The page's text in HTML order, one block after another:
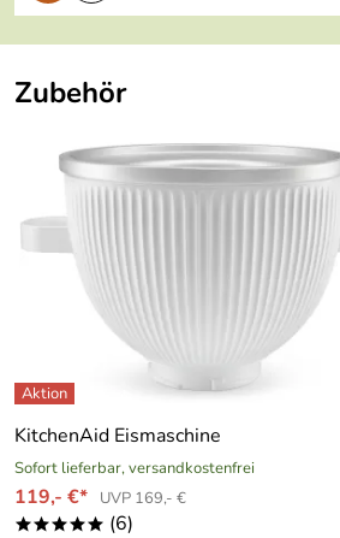
Zubehör
KitchenAid Eismaschine
Sofort lieferbar, versandkostenfrei
119,- €* UVP 169,- €
***** (6)